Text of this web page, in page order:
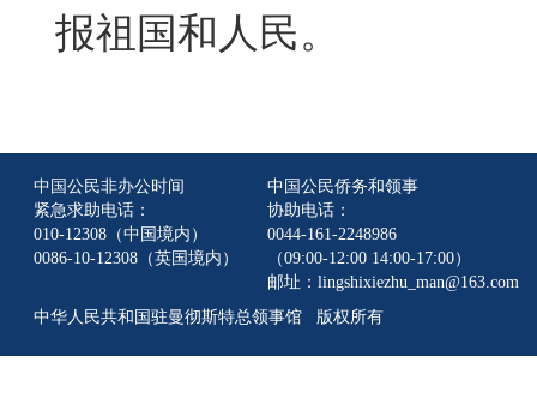
报祖国和人民。
中国公民非办公时间
紧急求助电话：
010-12308（中国境内）
0086-10-12308（英国境内）
中国公民侨务和领事
协助电话：
0044-161-2248986
（09:00-12:00 14:00-17:00）
邮址：lingshixiezhu_man@163.com
中华人民共和国驻曼彻斯特总领事馆 版权所有